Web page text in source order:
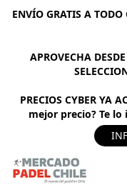
ENVÍO GRATIS A
APROVECHA
PRECIOS CYBER YA
mejor precio? Te